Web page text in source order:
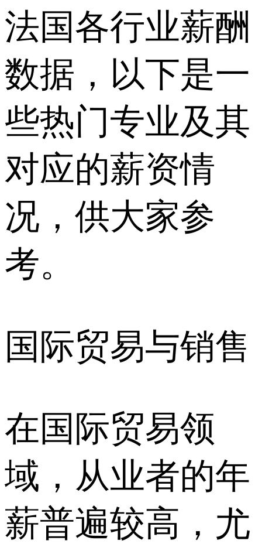
法国各行业薪酬
数据，以下是一
些热门专业及其
对应的薪资情
况，供大家参
考。
国际贸易与销售
在国际贸易领
域，从业者的年
薪普遍较高，尤